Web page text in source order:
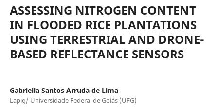
ASSESSING NITROGEN CONTENT
IN FLOODED RICE PLANTATIONS
USING TERRESTRIAL AND DRONE-
BASED REFLECTANCE SENSORS
Gabriella Santos Arruda de Lima
Lapig/ Universidade Federal de Goiás (UFG)